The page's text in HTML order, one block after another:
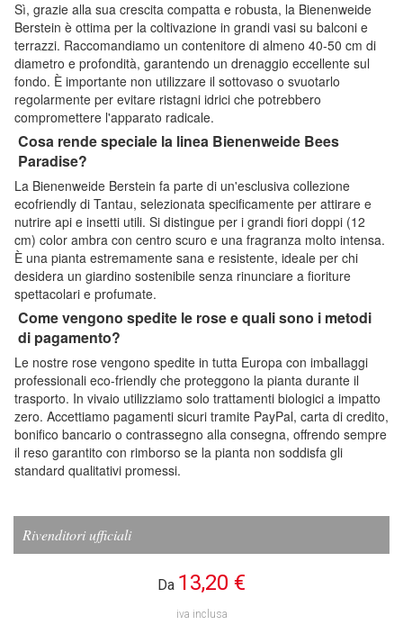
Sì, grazie alla sua crescita compatta e robusta, la Bienenweide
Berstein è ottima per la coltivazione in grandi vasi su balconi e
terrazzi. Raccomandiamo un contenitore di almeno 40-50 cm di
diametro e profondità, garantendo un drenaggio eccellente sul
fondo. È importante non utilizzare il sottovaso o svuotarlo
regolarmente per evitare ristagni idrici che potrebbero
compromettere l'apparato radicale.
Cosa rende speciale la linea Bienenweide Bees
Paradise?
La Bienenweide Berstein fa parte di un'esclusiva collezione
ecofriendly di Tantau, selezionata specificamente per attirare e
nutrire api e insetti utili. Si distingue per i grandi fiori doppi (12
cm) color ambra con centro scuro e una fragranza molto intensa.
È una pianta estremamente sana e resistente, ideale per chi
desidera un giardino sostenibile senza rinunciare a fioriture
spettacolari e profumate.
Come vengono spedite le rose e quali sono i metodi
di pagamento?
Le nostre rose vengono spedite in tutta Europa con imballaggi
professionali eco-friendly che proteggono la pianta durante il
trasporto. In vivaio utilizziamo solo trattamenti biologici a impatto
zero. Accettiamo pagamenti sicuri tramite PayPal, carta di credito,
bonifico bancario o contrassegno alla consegna, offrendo sempre
il reso garantito con rimborso se la pianta non soddisfa gli
standard qualitativi promessi.
Rivenditori ufficiali
Da 13,20 €
iva inclusa